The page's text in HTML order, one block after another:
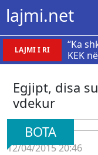
lajmi.net
LAJMI I RI
“Ka
KEK
Egjipt, disa
vdekur
BOTA
12/04/2015 20:46